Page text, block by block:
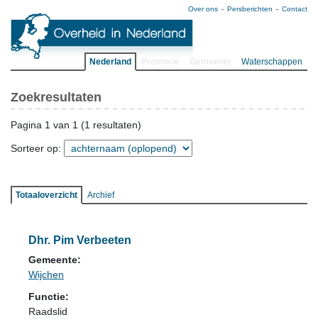
Over ons Persberichten Contact
Nederland Waterschappen
Zoekresultaten
Pagina 1 van 1 (1 resultaten)
Sorteer op:
Totaaloverzicht Archief
Dhr. Pim Verbeeten
Gemeente:
Wijchen
Functie:
Raadslid